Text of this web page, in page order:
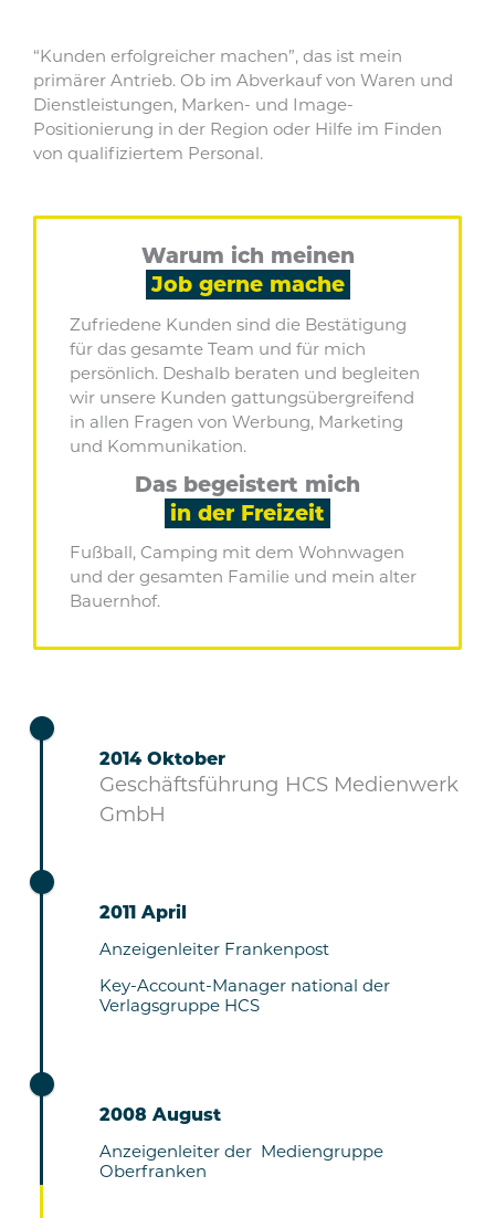
“Kunden erfolgreicher machen”, das ist mein
primärer Antrieb. Ob im Abverkauf von Waren und
Dienstleistungen, Marken- und Image-
Positionierung in der Region oder Hilfe im Finden
von qualifiziertem Personal.
Warum ich meinen
Job gerne mache
Zufriedene Kunden sind die Bestätigung
für das gesamte Team und für mich
persönlich. Deshalb beraten und begleiten
wir unsere Kunden gattungsübergreifend
in allen Fragen von Werbung, Marketing
und Kommunikation.
Das begeistert mich
in der Freizeit
Fußball, Camping mit dem Wohnwagen
und der gesamten Familie und mein alter
Bauernhof.
2014 Oktober
Geschäftsführung HCS Medienwerk
GmbH
2011 April
Anzeigenleiter Frankenpost
Key-Account-Manager national der
Verlagsgruppe HCS
2008 August
Anzeigenleiter der Mediengruppe
Oberfranken